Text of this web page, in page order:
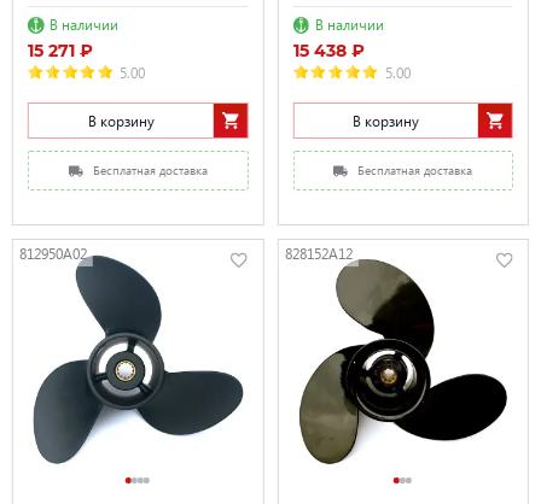
В наличии
15 271 ₽
5.00
В корзину
Бесплатная доставка
В наличии
15 438 ₽
5.00
В корзину
Бесплатная доставка
812950A02 828152A12